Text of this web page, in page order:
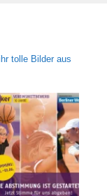
tolle Bilder aus